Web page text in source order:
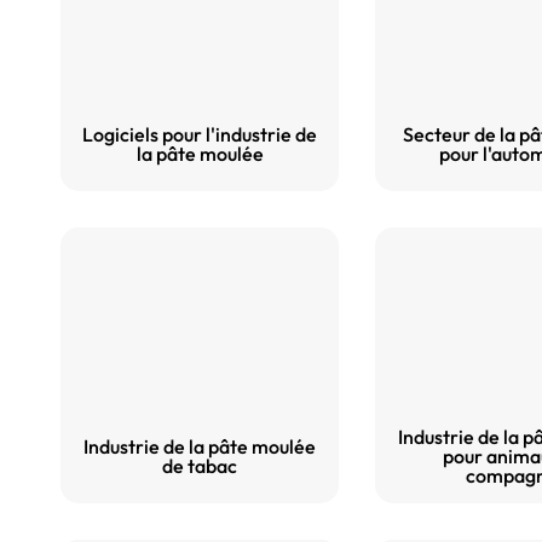
Logiciels pour l'industrie de
la pâte moulée
Secteur de la
pour
Industrie de la pâte moulée
de tabac
Industrie de la
pour